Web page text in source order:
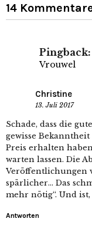
14
Pingback:
Vrouwel
Christine
13. Juli 2017
Schade, dass die
gewisse
Preis erhalten
warten lassen. Die
Veröffentlichungen
spärlicher… Das
mehr nötig“. Und ist,
Antworten